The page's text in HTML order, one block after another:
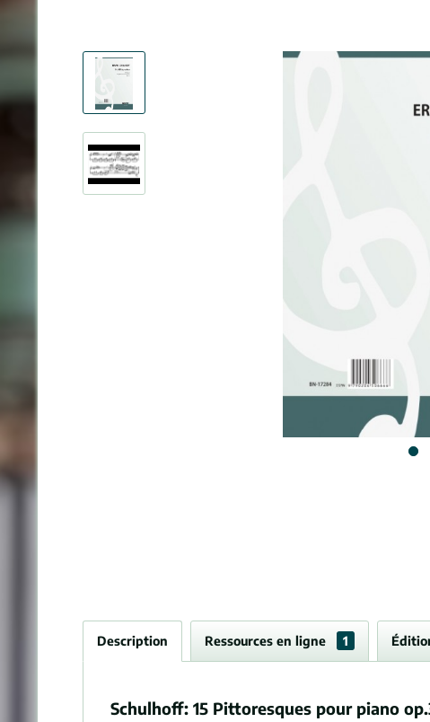
Description Ressources en ligne 1
Schulhoff: 15 Pittoresques pour piano